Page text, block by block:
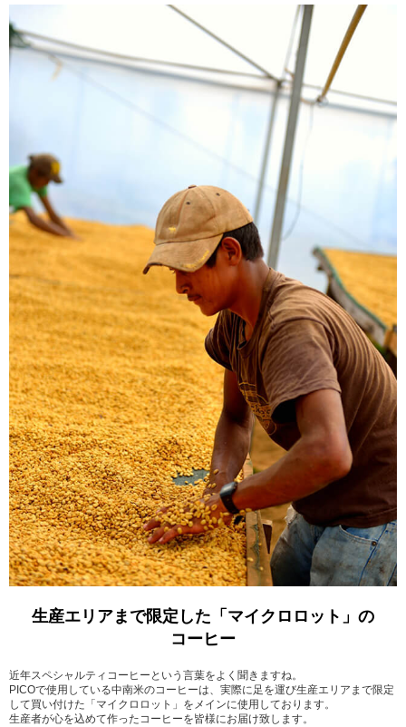
生産エリアまで限定した「マイクロロット」の
コーヒー
近年スペシャルティコーヒーという言葉をよく聞きますね。
PICOで使用している中南米のコーヒーは、実際に足を運び生産エリアまで限定
して買い付けた「マイクロロット」をメインに使用しております。
生産者が心を込めて作ったコーヒーを皆様にお届け致します。